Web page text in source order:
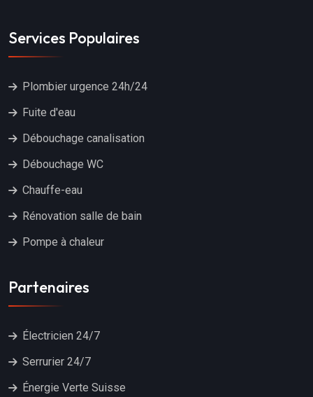
Services Populaires
Plombier urgence 24h/24
Fuite d'eau
Débouchage canalisation
Débouchage WC
Chauffe-eau
Rénovation salle de bain
Pompe à chaleur
Partenaires
Électricien 24/7
Serrurier 24/7
Énergie Verte Suisse